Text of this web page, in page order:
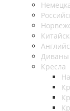
Диваны
Кресла